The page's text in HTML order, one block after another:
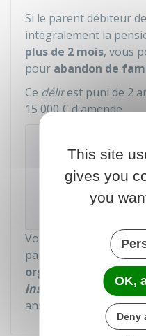
Si le parent débiteur
intégralement la
plus de 2 mois, vous
pour abandon de
Ce délitest puni de 2
15 000 €d'amende.
PARENT
respecterSON
et de saisir leJafpour
la suppression
Vous pouvez
parent débiteur d'une
organise ou aggrave
insolvabilité
. Ce
ans de prison et de
This site
gives you
you
OK,
Deny